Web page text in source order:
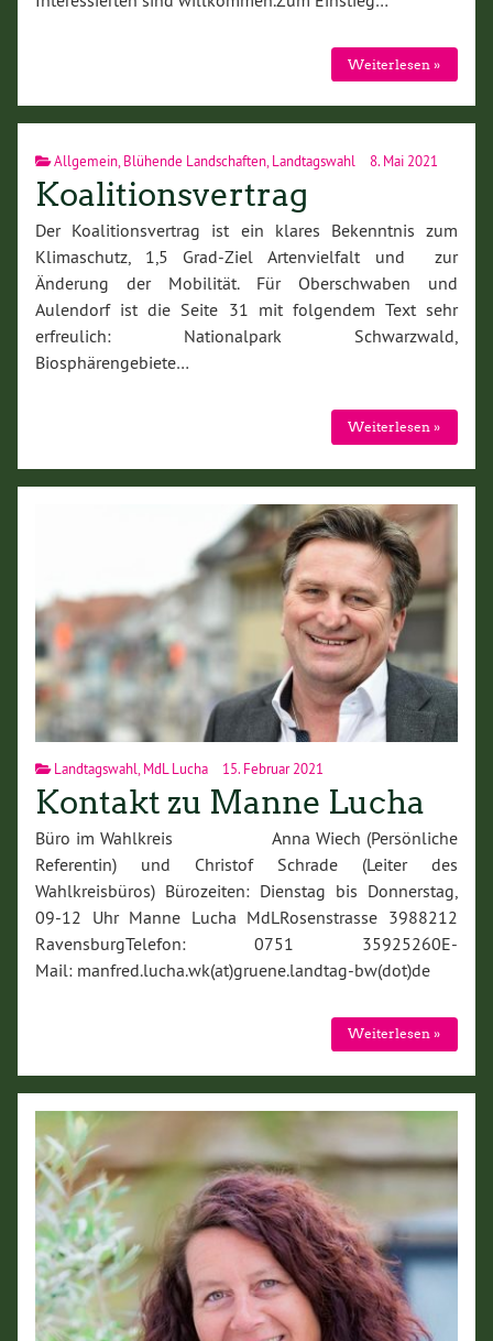
Weiterlesen »
Allgemein,Blühende Landschaften,Landtagswahl 8. Mai 2021
Koalitionsvertrag
Der Koalitionsvertrag ist ein klares Bekenntnis zum
Klimaschutz, 1,5 Grad-Ziel Artenvielfalt und zur
Änderung der Mobilität. Für Oberschwaben und
Aulendorf ist die Seite 31 mit folgendem Text sehr
erfreulich: Nationalpark Schwarzwald,
Biosphärengebiete…
Weiterlesen »
Landtagswahl MdL Lucha 15. Februar 2021
Kontakt zu Manne Lucha
Büro im Wahlkreis Anna Wiech (Persönliche
Referentin) und Christof Schrade (Leiter des
Wahlkreisbüros) Bürozeiten: Dienstag bis Donnerstag,
09-12 Uhr Manne Lucha MdLRosenstrasse 3988212
RavensburgTelefon: 0751 35925260E-
Mail: manfred.lucha.wk(at)gruene.landtag-bw(dot)de
Weiterlesen »